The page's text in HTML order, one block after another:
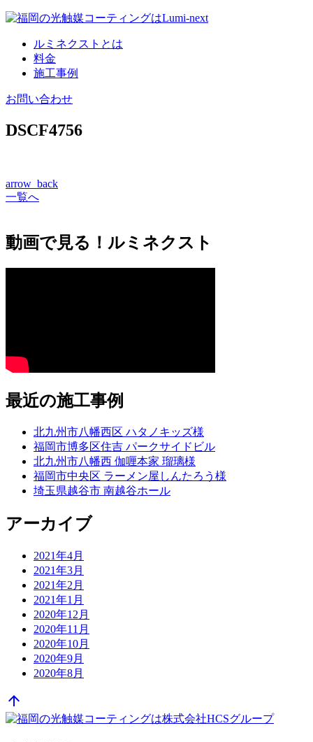
コ
ルミネクストとは
料金
施工事例
お問い合わせ
DSCF4756
arrow_back
一覧へ
動画で見る！ルミネクスト
最近の施工事例
北九州市八幡西区 ハタノキッズ様
福岡市博多区住吉 パークサイドビル
北九州市八幡西 伽喱本家 瑠璃様
福岡市中央区 ラーメン屋しんたろう様
埼玉県越谷市 南越谷ホール
アーカイブ
2021年4月
2021年3月
2021年2月
2021年1月
2020年12月
2020年11月
2020年10月
2020年9月
2020年8月
arrow_upward